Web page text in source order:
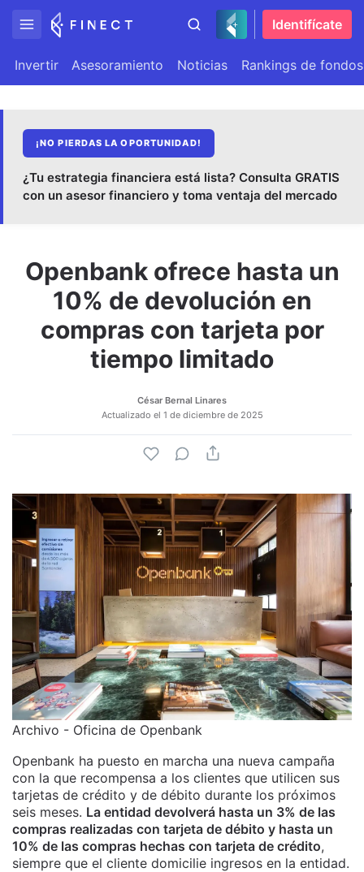
Identifícate
Invertir Asesoramiento Noticias Rankings de fondos
¡NO PIERDAS LA OPORTUNIDAD!
¿Tu estrategia financiera está lista? Consulta GRATIS
con un asesor financiero y toma ventaja del mercado
Openbank ofrece hasta un
10% de devolución en
compras con tarjeta por
tiempo limitado
César Bernal Linares
Actualizado el 1 de diciembre de 2025
Archivo - Oficina de Openbank
Openbank ha puesto en marcha una nueva campaña
con la que recompensa a los clientes que utilicen sus
tarjetas de crédito y de débito durante los próximos
seis meses. La entidad devolverá hasta un 3% de las
compras realizadas con tarjeta de débito y hasta un
10% de las compras hechas con tarjeta de crédito,
siempre que el cliente domicilie ingresos en la entidad.